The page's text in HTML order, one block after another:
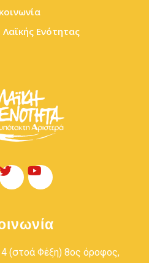
Λαϊκής Ενότητας
(στοά Φέξη) 8ος όροφος,